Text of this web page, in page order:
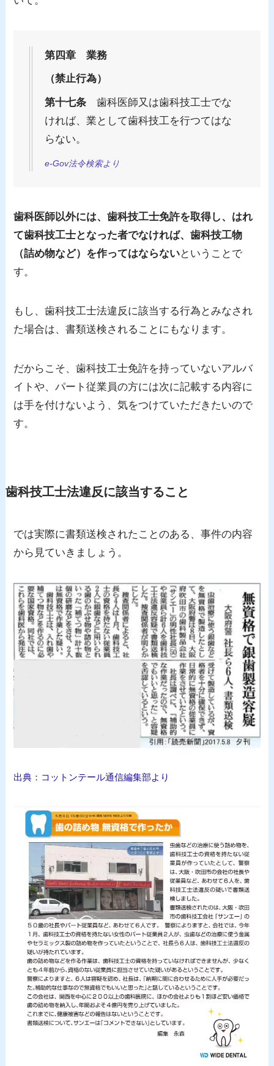
第四章 業務
（禁止行為）
第十七条 歯科医師又は歯科技工士でな
ければ、業として歯科技工を行つてはな
らない。
e-Gov法令検索より
歯科医師以外には、歯科技工士免許を取得し、はれ
て歯科技工士となった者でなければ、歯科技工物
（詰め物など）を作ってはならないということで
す。
もし、歯科技工士法違反に該当する行為とみなされ
た場合は、書類送検されることにもなります。
だからこそ、歯科技工士免許を持っていないアルバ
イトや、パート従業員の方には次に記載する内容に
は手を付けないよう、気をつけていただきたいので
す。
歯科技工士法違反に該当すること
では実際に書類送検されたことのある、事件の内容
から見ていきましょう。
出典：コットンテール通信編集部より